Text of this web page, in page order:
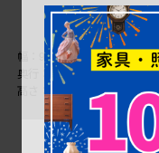
幅：910㎜
奥行：455㎜
高さ：530㎜